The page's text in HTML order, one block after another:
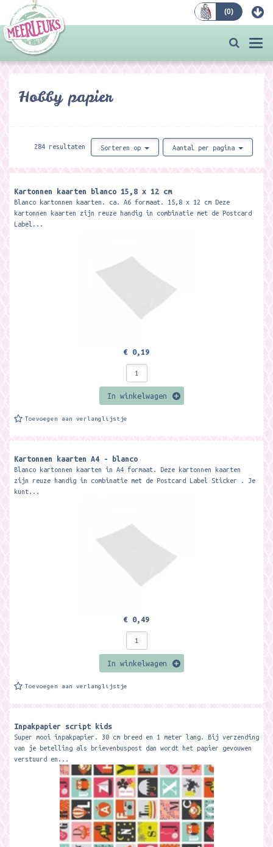
(0)
Hobby papier
284 resultaten Sorteren op Aantal per pagina
Kartonnen kaarten blanco 15,8 x 12 cm
Blanco kartonnen kaarten. ca. A6 formaat. 15,8 x 12 cm Deze
kartonnen kaarten zijn reuze handig in combinatie met de Postcard
Label...
€ 0,19
In winkelwagen
Toevoegen aan verlanglijstje
Kartonnen kaarten A4 - blanco
Blanco kartonnen kaarten in A4 formaat. Deze kartonnen kaarten
zijn reuze handig in combinatie met de Postcard Label Sticker . Je
kunt...
€ 0,49
In winkelwagen
Toevoegen aan verlanglijstje
Inpakpapier script kids
Super mooi inpakpapier. 30 cm breed en 1 meter lang. Bij verzending
van je betelling als brievenbuspost dan wordt het papier gevouwen
verstuurd en...